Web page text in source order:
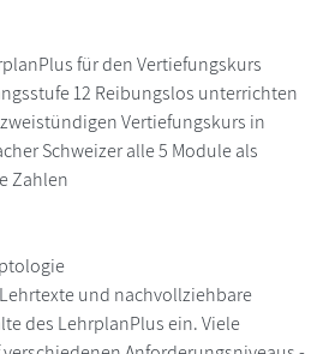
für den Vertiefungskurs
12 Reibungslos unterrichten
Vertiefungskurs in
Schweizer alle 5 Module als
Zahlen
und nachvollziehbare
des LehrplanPlus ein. Viele